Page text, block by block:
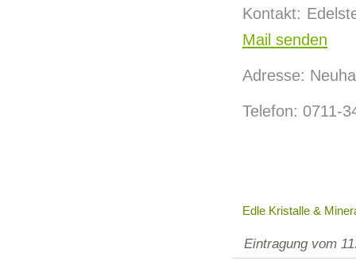
Kontakt:
Mail senden
Adresse:
Telefon: 0711-
Edle Kristalle &
Eintragung vom